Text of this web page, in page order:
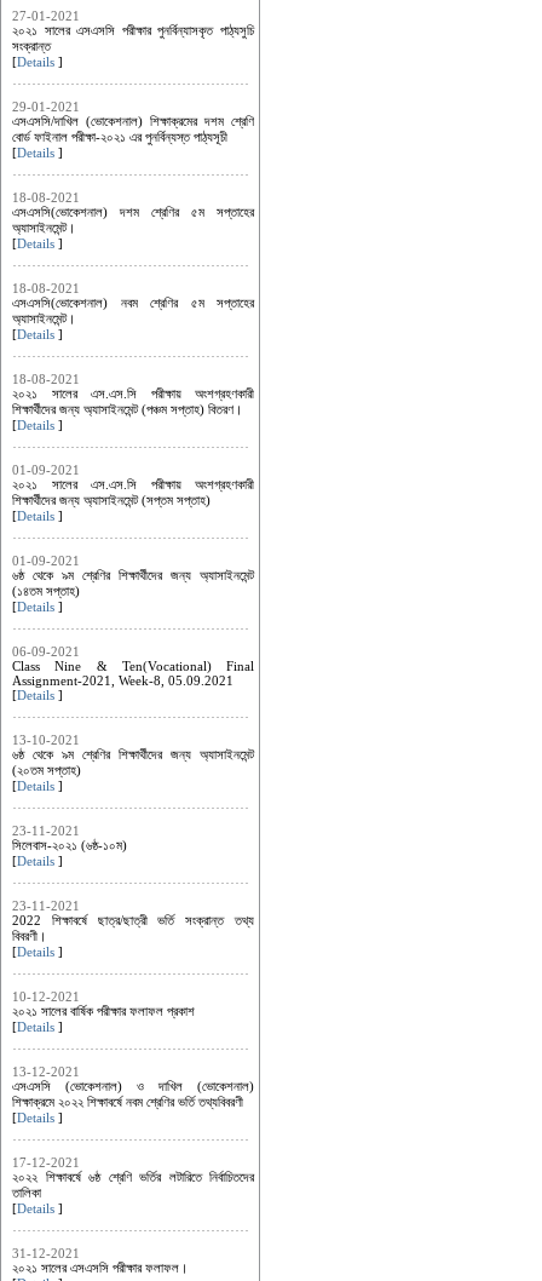
27-01-2021
২০২১ সালের এসএসসি পরীক্ষার পুনর্বিন্যাসকৃত পাঠ্যসুচি
সংক্রান্ত
[Details ]
29-01-2021
এসএসসি/দাখিল (ভোকেশনাল) শিক্ষাক্রমের দশম শ্রেণি
বোর্ড ফাইনাল পরীক্ষা-২০২১ এর পুনর্বিন্যস্ত পাঠ্যসূচী
[Details ]
18-08-2021
এসএসসি(ভোকেশনাল) দশম শ্রেণির ৫ম সপ্তাহের
অ্যাসাইনমেন্ট।
[Details ]
18-08-2021
এসএসসি(ভোকেশনাল) নবম শ্রেণির ৫ম সপ্তাহের
অ্যাসাইনমেন্ট।
[Details ]
18-08-2021
২০২১ সালের এস.এস.সি পরীক্ষায় অংশগ্রহণকারী
শিক্ষার্থীদের জন্য অ্যাসাইনমেন্ট (পঞ্চম সপ্তাহ) বিতরণ।
[Details ]
01-09-2021
২০২১ সালের এস.এস.সি পরীক্ষায় অংশগ্রহণকারী
শিক্ষার্থীদের জন্য অ্যাসাইনমেন্ট (সপ্তম সপ্তাহ)
[Details ]
01-09-2021
৬ষ্ঠ থেকে ৯ম শ্রেণির শিক্ষার্থীদের জন্য অ্যাসাইনমেন্ট
(১৪তম সপ্তাহ)
[Details ]
06-09-2021
Class Nine & Ten(Vocational) Final
Assignment-2021, Week-8, 05.09.2021
[Details ]
13-10-2021
৬ষ্ঠ থেকে ৯ম শ্রেণির শিক্ষার্থীদের জন্য অ্যাসাইনমেন্ট
(২০তম সপ্তাহ)
[Details ]
23-11-2021
সিলেবাস-২০২১ (৬ষ্ঠ-১০ম)
[Details ]
23-11-2021
2022 শিক্ষাবর্ষে ছাত্র/ছাত্রী ভর্তি সংক্রান্ত তথ্য
বিবরণী।
[Details ]
10-12-2021
২০২১ সালের বার্ষিক পরীক্ষার ফলাফল প্রকাশ
[Details ]
13-12-2021
এসএসসি (ভোকেশনাল) ও দাখিল (ভোকেশনাল)
শিক্ষাক্রমে ২০২২ শিক্ষাবর্ষে নবম শ্রেণির ভর্তি তথ্যবিবরণী
[Details ]
17-12-2021
২০২২ শিক্ষাবর্ষে ৬ষ্ঠ শ্রেণি ভর্তির লটারিতে নির্বাচিতদের
তালিকা
[Details ]
31-12-2021
২০২১ সালের এসএসসি পরীক্ষার ফলাফল।